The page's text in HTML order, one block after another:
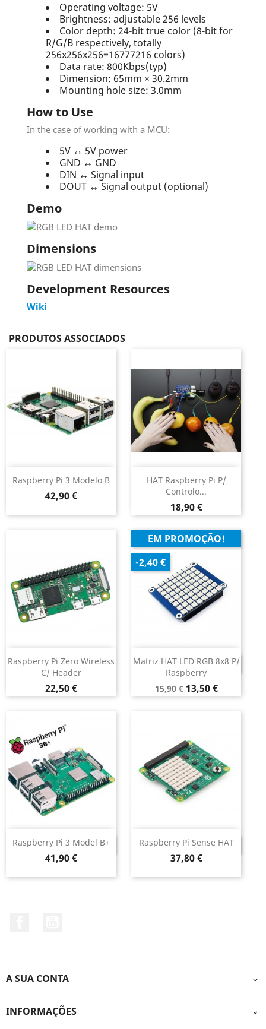
Operating voltage: 5V
Brightness: adjustable 256 levels
Color depth: 24-bit true color (8-bit for
R/G/B respectively, totally
256x256x256=16777216 colors)
Data rate: 800Kbps(typ)
Dimension: 65mm × 30.2mm
Mounting hole size: 3.0mm
How to Use
In the case of working with a MCU:
5V ↔ 5V power
GND ↔ GND
DIN ↔ Signal input
DOUT ↔ Signal output (optional)
Demo
Dimensions
Development Resources
Wiki
PRODUTOS ASSOCIADOS
Raspberry Pi 3 Modelo B
Preço
42,90 €
HAT Raspberry Pi P/
Controlo...
Preço
18,90 €
Raspberry Pi Zero Wireless
C/ Header
Preço
22,50 €
Matriz HAT LED RGB 8x8 P/
Raspberry
Preço
normal
15,90 € Preço
13,50 €
DESCONTINUADO
EM PROMOÇÃO!
-2,40 €
Raspberry Pi 3 Model B+
Preço
41,90 €
DESCONTINUADO Raspberry Pi Sense HAT
Preço
37,80 €
DESCONTINUADO
A SUA CONTA 
INFORMAÇÕES 